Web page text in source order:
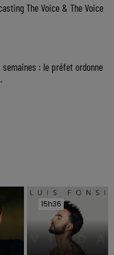
The Voice & The Voice
: le préfet ordonne
15h36
15h36